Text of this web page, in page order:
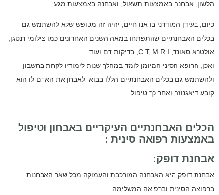
הלשון, אבחנה באמצעות תשאול, ואבחנה באמצעות מגע.
כיום, בעידן המודרני בו אנו חיים, יהיה זה מטופש שלא להשתמש גם
בכלים האבחנתיים שהתפתחו במאה השנים האחרונים כמו צילומי רנטגן,
אולטרא סאונד, C.T, M.R.I, בדיקות דם ועוד…
ואכן, הרופא הסיני המיומן לומד במהלך שנות לימודיו לקחת בחשבון
ולהשתמש גם בכלים האבחנתיים הללו בבואו לאבחן את האדם לו הוא
קובע דיאגנוזה ואחר כך טיפול.
הכלים האבחנתיים העיקריים באבחון וטיפול
באמצעות רפואה סינית :
אבחנת דופק:
אבחנת דופק היא האבחנה המורכבת והעמוקה מכל שאר האבחנות
ברפואה הסינית וברפואה המשלימה.